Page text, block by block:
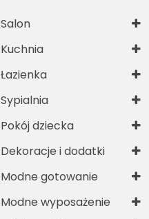
Salon
Kuchnia
Łazienka
Sypialnia
Pokój dziecka
Dekoracje i dodatki
Modne gotowanie
Modne wyposażenie